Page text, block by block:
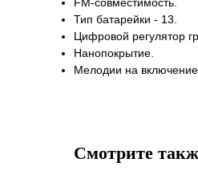
Тип батарейки - 13.
Цифровой регулятор
Нанопокрытие.
Мелодии на включение
Смотрите